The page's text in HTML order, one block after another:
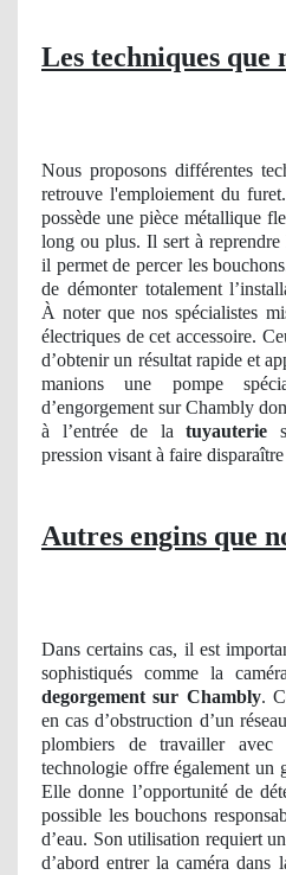
Les techniques que
Nous proposons différentes
retrouve l'emploiement du
possède une pièce métallique
long ou plus. Il sert à
il permet de percer les
de démonter totalement
À noter que nos spécialistes
électriques de cet accessoire.
d’obtenir un résultat rapide et
manions une pompe
d’engorgement sur Chambly
à l’entrée de la tuyauterie
pression visant à faire
Autres engins que
Dans certains cas, il est
sophistiqués comme la
degorgement sur Chambly.
en cas d’obstruction d’un
plombiers de travailler
technologie offre également un
Elle donne l’opportunité de
possible les bouchons
d’eau. Son utilisation requiert
d’abord entrer la caméra dans